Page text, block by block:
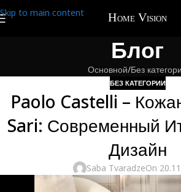
Skip to main content
Блог
Основной Без
БЕЗ КАТЕГОРИИ
Paolo Castelli –
Sari: Современный
Дизайн
Saba TvaradzeOn